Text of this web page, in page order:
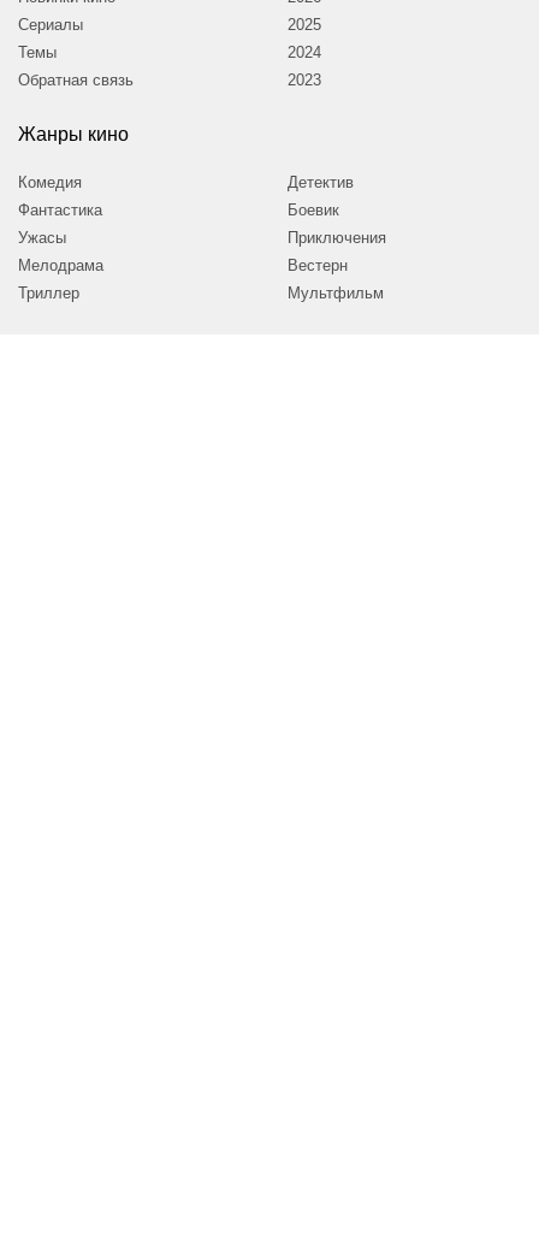
Сериалы
Темы
Обратная связь
2025
2024
2023
Жанры кино
Комедия
Фантастика
Ужасы
Мелодрама
Триллер
Детектив
Боевик
Приключения
Вестерн
Мультфильм